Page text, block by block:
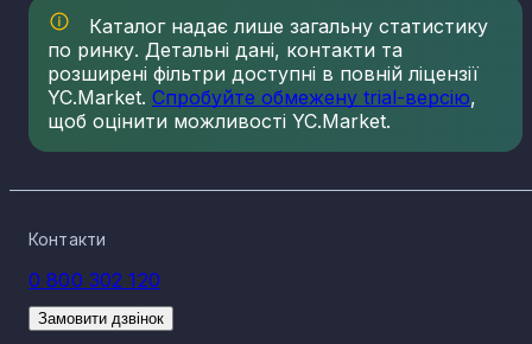
Найбільша концентрація компаній по КВЕД 52.21
Обслуговування наземного транспорту на 09.08.2026
спостерігається у:
м. Київ - 1 290
Донецька область - 602
Автономна Республіка Крим - 488
Київська область - 337
Львівська область - 285
Каталог надає лише загальну статистику
по ринку. Детальні дані, контакти та
розширені фільтри доступні в повній ліцензії
YC.Market. Спробуйте обмежену trial-версію,
щоб оцінити можливості YC.Market.
Контакти
0 800 302 120
Замовити дзвінок